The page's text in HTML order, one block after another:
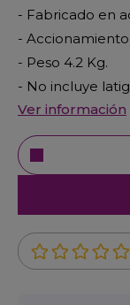
- Fabricado en
-
- Peso 4.2 Kg.
- No incluye
Ver información